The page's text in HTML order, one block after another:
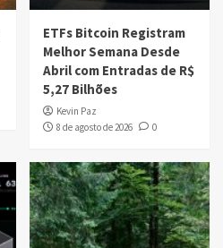
ETFs Bitcoin Registram
Melhor Semana Desde
Abril com Entradas de R$
5,27 Bilhões
Kevin Paz
8 de agosto de 2026
0